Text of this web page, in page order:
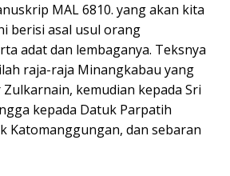
MAL 6810. yang akan kita
berisi asal usul orang
adat dan lembaganya. Teksnya
raja-raja Minangkabau yang
kemudian kepada Sri
kepada Datuk Parpatih
Katomanggungan, dan sebaran